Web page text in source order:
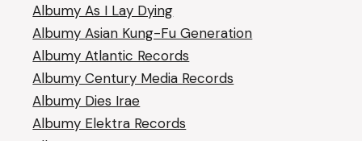
Albumy As I Lay Dying
Albumy Asian Kung-Fu Generation
Albumy Atlantic Records
Albumy Century Media Records
Albumy Dies Irae
Albumy Elektra Records